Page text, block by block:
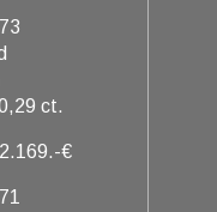
ct.
€